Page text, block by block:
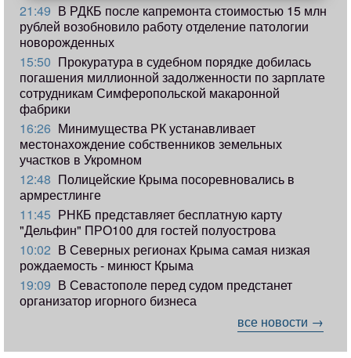
21:49 В РДКБ после капремонта стоимостью 15 млн
рублей возобновило работу отделение патологии
новорожденных
15:50 Прокуратура в судебном порядке добилась
погашения миллионной задолженности по зарплате
сотрудникам Симферопольской макаронной
фабрики
16:26 Минимущества РК устанавливает
местонахождение собственников земельных
участков в Укромном
12:48 Полицейские Крыма посоревновались в
армрестлинге
11:45 РНКБ представляет бесплатную карту
"Дельфин" ПРО100 для гостей полуострова
10:02 В Северных регионах Крыма самая низкая
рождаемость - минюст Крыма
19:09 В Севастополе перед судом предстанет
организатор игорного бизнеса
все новости →